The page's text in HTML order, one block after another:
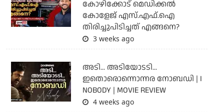
കോഴിക്കോട് മെഡിക്കൽ
കോളേജ് എസ്.എഫ്.ഐ
തിരിച്ചുപിടിച്ചത് എങ്ങനെ?
3 weeks ago
അടി... അടിയോടടി...
ഇതൊരൊന്നൊന്നര നോബഡി | I
NOBODY | MOVIE REVIEW
4 weeks ago